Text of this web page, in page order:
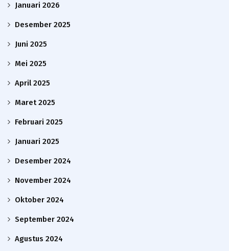
Januari 2026
Desember 2025
Juni 2025
Mei 2025
April 2025
Maret 2025
Februari 2025
Januari 2025
Desember 2024
November 2024
Oktober 2024
September 2024
Agustus 2024